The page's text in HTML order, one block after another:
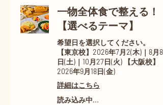
一物全体食で整える！
【選べるテーマ】
希望日を選択してください。
【東京校】2026年7月2(木)｜8月8
日(土)｜10月27日(火) 【大阪校】
2026年9月18日(金)
詳細はこちら
読み込み中...